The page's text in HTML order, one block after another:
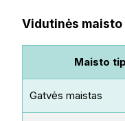
Vidutinės
Maisto
Gatvės maistas